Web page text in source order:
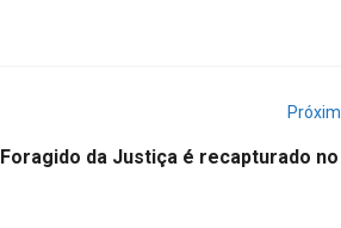
Foragido da Justiça é recapturado no